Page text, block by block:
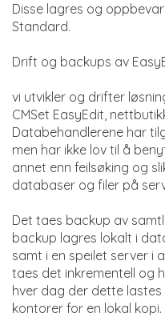
Disse lagres og
Standard.
Drift og backups av
vi utvikler og drifter
CMSet EasyEdit,
Databehandlerene har
men har ikke lov til å
annet enn feilsøking og
databaser og filer på
Det taes backup av
backup lagres lokalt i
samt i en speilet server i
taes det inkrementell og
hver dag der dette lastes
kontorer for en lokal